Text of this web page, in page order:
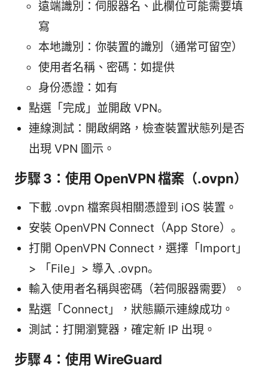
遠端識別：伺服器名、此欄位可能需要填
寫
本地識別：你裝置的識別（通常可留空）
使用者名稱、密碼：如提供
身份憑證：如有
點選「完成」並開啟 VPN。
連線測試：開啟網路，檢查裝置狀態列是否
出現 VPN 圖示。
步驟 3：使用 OpenVPN 檔案（.ovpn）
下載 .ovpn 檔案與相關憑證到 iOS 裝置。
安裝 OpenVPN Connect（App Store）。
打開 OpenVPN Connect，選擇「Import」
> 「File」> 導入 .ovpn。
輸入使用者名稱與密碼（若伺服器需要）。
點選「Connect」，狀態顯示連線成功。
測試：打開瀏覽器，確定新 IP 出現。
步驟 4：使用 WireGuard